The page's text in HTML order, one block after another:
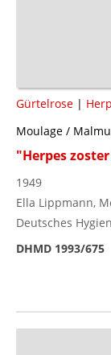
Gürtelrose |
Moulage /
"Herpes
1949
Ella Lippmann,
Deutsches
DHMD 1993/675